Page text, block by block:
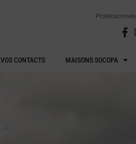
Professionnels
VOS CONTACTS MAISONS SOCOPA